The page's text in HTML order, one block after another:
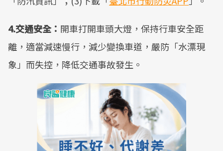
4.交通安全： 開車打開車頭大燈，保持行車安全距
離，適當減速慢行，減少變換車道，嚴防「水漂現
象」而失控，降低交通事故發生。